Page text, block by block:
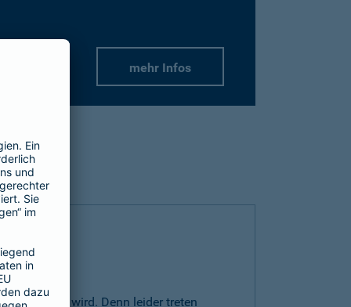
mehr Infos
wichtiger wird. Denn leider treten